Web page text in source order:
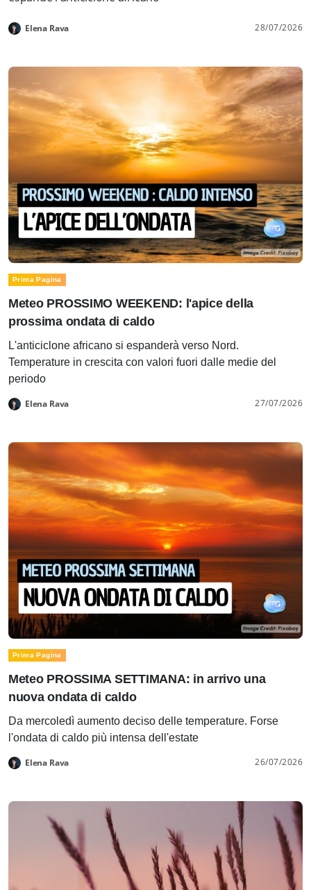
Elena Rava 28/07/2026
Prima Pagina
Meteo PROSSIMO WEEKEND: l'apice della
prossima ondata di caldo
L'anticiclone africano si espanderà verso Nord.
Temperature in crescita con valori fuori dalle medie del
periodo
Elena Rava 27/07/2026
Prima Pagina
Meteo PROSSIMA SETTIMANA: in arrivo una
nuova ondata di caldo
Da mercoledì aumento deciso delle temperature. Forse
l'ondata di caldo più intensa dell'estate
Elena Rava 26/07/2026